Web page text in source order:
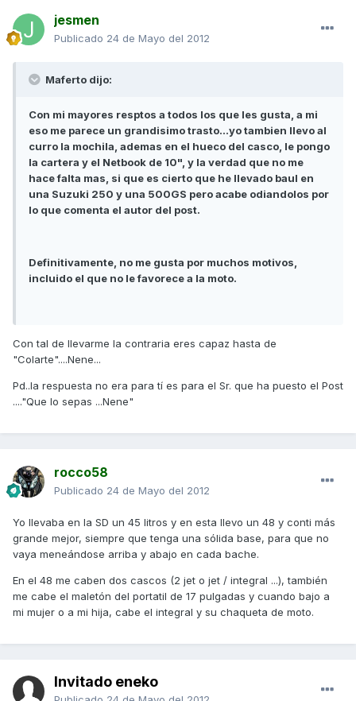
jesmen
Publicado 24 de Mayo del 2012
Maferto dijo:
Con mi mayores resptos a todos los que les gusta, a mi
eso me parece un grandisimo trasto...yo tambien llevo al
curro la mochila, ademas en el hueco del casco, le pongo
la cartera y el Netbook de 10", y la verdad que no me
hace falta mas, si que es cierto que he llevado baul en
una Suzuki 250 y una 500GS pero acabe odiandolos por
lo que comenta el autor del post.
Definitivamente, no me gusta por muchos motivos,
incluido el que no le favorece a la moto.
Con tal de llevarme la contraria eres capaz hasta de
"Colarte"....Nene...
Pd..la respuesta no era para tí es para el Sr. que ha puesto el Post
...."Que lo sepas ...Nene"
rocco58
Publicado 24 de Mayo del 2012
Yo llevaba en la SD un 45 litros y en esta llevo un 48 y conti más
grande mejor, siempre que tenga una sólida base, para que no
vaya meneándose arriba y abajo en cada bache.
En el 48 me caben dos cascos (2 jet o jet / integral ...), también
me cabe el maletón del portatil de 17 pulgadas y cuando bajo a
mi mujer o a mi hija, cabe el integral y su chaqueta de moto.
Invitado eneko